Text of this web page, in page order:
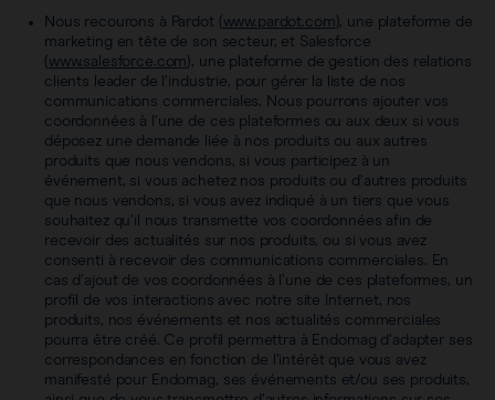
Nous recourons à Pardot (
www.pardot.com), une plateforme de
marketing en tête de son secteur, et Salesforce
www.salesforce.com), une plateforme de gestion des relations
clients leader de l’industrie, pour gérer la liste de nos
communications commerciales. Nous pourrons ajouter vos
coordonnées à l’une de ces plateformes ou aux deux si vous
déposez une demande liée à nos produits ou aux autres
produits que nous vendons, si vous participez à un
événement, si vous achetez nos produits ou d’autres produits
que nous vendons, si vous avez indiqué à un tiers que vous
souhaitez qu’il nous transmette vos coordonnées afin de
recevoir des actualités sur nos produits, ou si vous avez
consenti à recevoir des communications commerciales. En
cas d’ajout de vos coordonnées à l’une de ces plateformes, un
profil de vos interactions avec notre site Internet, nos
produits, nos événements et nos actualités commerciales
pourra être créé. Ce profil permettra à Endomag d’adapter ses
correspondances en fonction de l’intérêt que vous avez
manifesté pour Endomag, ses événements et/ou ses produits,